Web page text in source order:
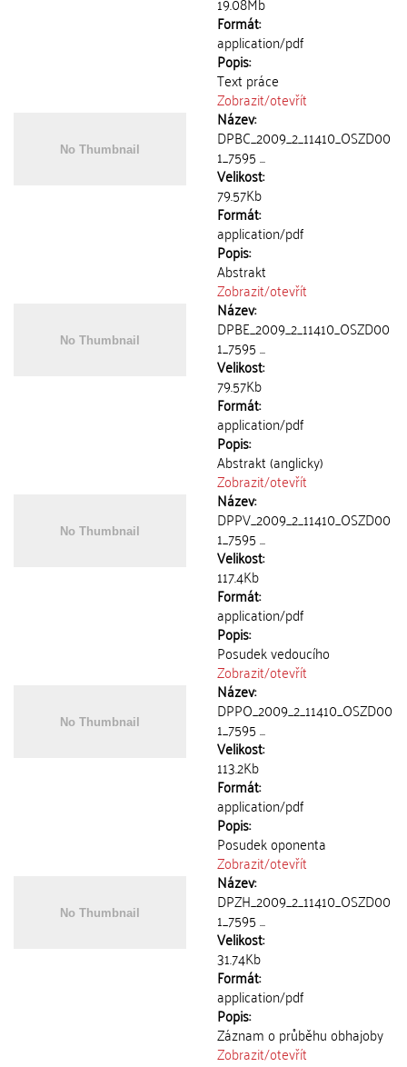
Formát:
application/pdf
Popis:
Text práce
Zobrazit/otevřít
Název:
DPBC_2009_2_11410_OSZD00
1_7595 ...
Velikost:
79.57Kb
Formát:
application/pdf
Popis:
Abstrakt
Zobrazit/otevřít
Název:
DPBE_2009_2_11410_OSZD00
1_7595 ...
Velikost:
79.57Kb
Formát:
application/pdf
Popis:
Abstrakt (anglicky)
Zobrazit/otevřít
Název:
DPPV_2009_2_11410_OSZD00
1_7595 ...
Velikost:
117.4Kb
Formát:
application/pdf
Popis:
Posudek vedoucího
Zobrazit/otevřít
Název:
DPPO_2009_2_11410_OSZD00
1_7595 ...
Velikost:
113.2Kb
Formát:
application/pdf
Popis:
Posudek oponenta
Zobrazit/otevřít
Název:
DPZH_2009_2_11410_OSZD00
1_7595 ...
Velikost:
31.74Kb
Formát:
application/pdf
Popis:
Záznam o průběhu obhajoby
Zobrazit/otevřít